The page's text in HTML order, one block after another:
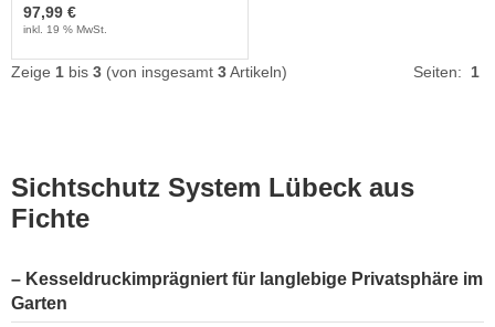
97,99 €
inkl. 19 % MwSt.
Zeige 1 bis 3 (von insgesamt 3Artikeln) Seiten: 1
Sichtschutz System Lübeck aus
Fichte
– Kesseldruckimprägniert für langlebige Privatsphäre im
Garten